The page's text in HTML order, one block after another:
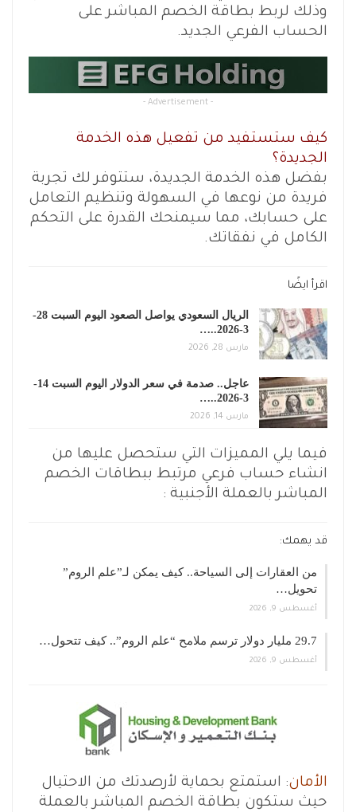
وذلك لربط بطاقة الخصم المباشر على
الحساب الفرعي الجديد.
- Advertisement -
كيف ستستفيد من تفعيل هذه الخدمة
الجديدة؟
بفضل هذه الخدمة الجديدة، ستتوفر لك تجربة
فريدة من نوعها في السهولة وتنظيم التعامل
على حسابك، مما سيمنحك القدرة على التحكم
الكامل في نفقاتك.
اقرأ ايضًا
الريال السعودي يواصل الصعود اليوم السبت 28-
3-2026..…
مارس 28, 2026
عاجل.. صدمة في سعر الدولار اليوم السبت 14-
3-2026..…
مارس 14, 2026
فيما يلي المميزات التي ستحصل عليها من
انشاء حساب فرعي مرتبط ببطاقات الخصم
المباشر بالعملة الأجنبية :
قد يهمك:
من العقارات إلى السياحة.. كيف يمكن لـ”علم الروم”
تحويل…
أغسطس 9, 2026
29.7 مليار دولار ترسم ملامح “علم الروم”.. كيف تتحول…
أغسطس 9, 2026
الأمان: استمتع بحماية لأرصدتك من الاحتيال
حيث ستكون بطاقة الخصم المباشر بالعملة